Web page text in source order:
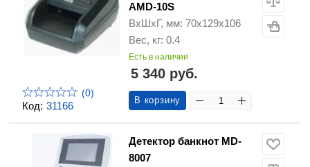
Код: 31166
(0)
AMD-10S
ВхШхГ, мм: 70х129х106
Вес, кг: 0.4
Есть в наличии
5 340 руб.
В корзину
Детектор банкнот MD-
8007